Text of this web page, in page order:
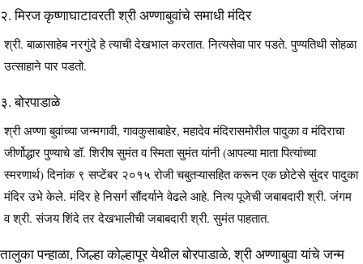
२. मिरज कृष्णाघाटावरती श्री अण्णाबुवांचे समाधी मंदिर
श्री. बाळासाहेब नरगुंदे हे त्याची देखभाल करतात. नित्यसेवा पार पडते. पुण्यतिथी सोहळा
उत्साहाने पार पडतो.
३. बोरपाडाळे
श्री अण्णा बुवांच्या जन्मगावी, गावकुसाबाहेर, महादेव मंदिरासमोरील पादुका व मंदिराचा
जीर्णोद्धार पुण्याचे डॉ. शिरीष सुमंत व स्मिता सुमंत यांनी (आपल्या माता पित्यांच्या
स्मरणार्थ) दिनांक ९ सप्टेंबर २०१५ रोजी चबुतऱ्यासहित करून एक छोटेसे सुंदर पादुका
मंदिर उभे केले. मंदिर हे निसर्ग सौंदर्याने वेढले आहे. नित्य पूजेची जबाबदारी श्री. जंगम
व श्री. संजय शिंदे तर देखभालीची जबाबदारी श्री. सुमंत पाहतात.
तालुका पन्हाळा, जिल्हा कोल्हापूर येथील बोरपाडाळे, श्री अण्णाबुवा यांचे जन्म